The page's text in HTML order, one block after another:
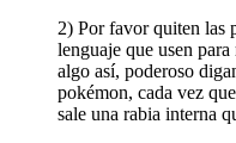
2) Por favor quiten las
lenguaje que usen
algo así, poderoso
pokémon, cada vez
sale una rabia interna